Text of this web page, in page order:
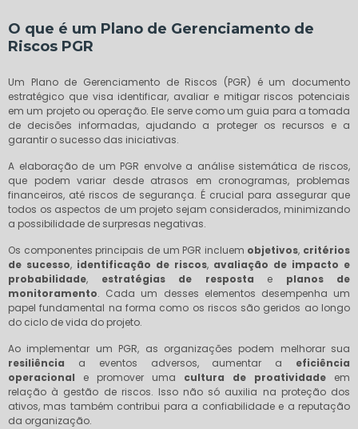
O que é um Plano de Gerenciamento de
Riscos PGR
Um Plano de Gerenciamento de Riscos (PGR) é um documento
estratégico que visa identificar, avaliar e mitigar riscos potenciais
em um projeto ou operação. Ele serve como um guia para a tomada
de decisões informadas, ajudando a proteger os recursos e a
garantir o sucesso das iniciativas.
A elaboração de um PGR envolve a análise sistemática de riscos,
que podem variar desde atrasos em cronogramas, problemas
financeiros, até riscos de segurança. É crucial para assegurar que
todos os aspectos de um projeto sejam considerados, minimizando
a possibilidade de surpresas negativas.
Os componentes principais de um PGR incluem objetivos, critérios
de sucesso, identificação de riscos, avaliação de impacto e
probabilidade, estratégias de resposta e planos de
monitoramento. Cada um desses elementos desempenha um
papel fundamental na forma como os riscos são geridos ao longo
do ciclo de vida do projeto.
Ao implementar um PGR, as organizações podem melhorar sua
resiliência a eventos adversos, aumentar a eficiência
operacional e promover uma cultura de proatividade em
relação à gestão de riscos. Isso não só auxilia na proteção dos
ativos, mas também contribui para a confiabilidade e a reputação
da organização.